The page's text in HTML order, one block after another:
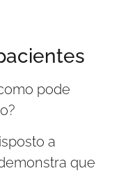
pode
a
que